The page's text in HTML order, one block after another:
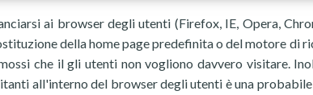
ai browser degli utenti (Firefox, IE, Opera,
della home page predefinita o del motore di
che il gli utenti non vogliono davvero visitare.
all'interno del browser degli utenti è una probabile